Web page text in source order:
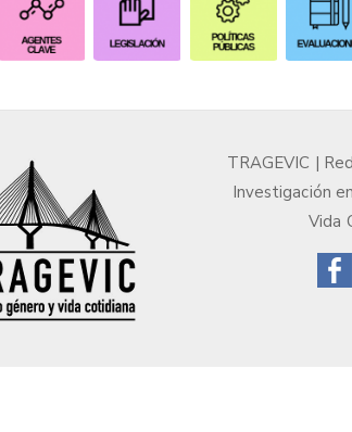
TRAGEVIC |
Investigación
Vida